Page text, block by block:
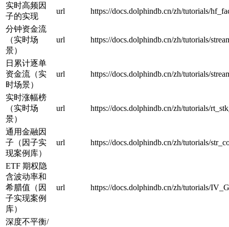
实时高频因
子的实现
url https://docs.dolphindb.cn/zh/tutorials/
分钟资金流
（实时场
景）
url https://docs.dolphindb.cn/zh/tutorials/
日累计逐单
资金流（实
时场景）
url https://docs.dolphindb.cn/zh/tutorials/
实时涨幅榜
（实时场
景）
url https://docs.dolphindb.cn/zh/tutorials/
通用金融因
子（因子实
现案例库）
url https://docs.dolphindb.cn/zh/tutorials/
ETF 期权隐
含波动率和
希腊值（因
子实现案例
库）
url https://docs.dolphindb.cn/zh/tutorials/
深度不平衡/